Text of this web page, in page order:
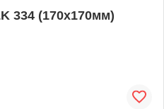
334 (170х170мм)